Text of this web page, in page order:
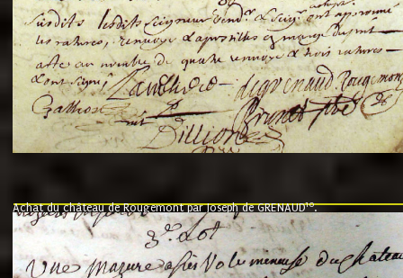
Achat du château de Rougemont par Joseph de GRENAUD10.
"l'an mil six cent soixante treze le ving neuvième jour du mois de
nommé fut présent Messire Claude Guillaume de Moyriat chevalier baron